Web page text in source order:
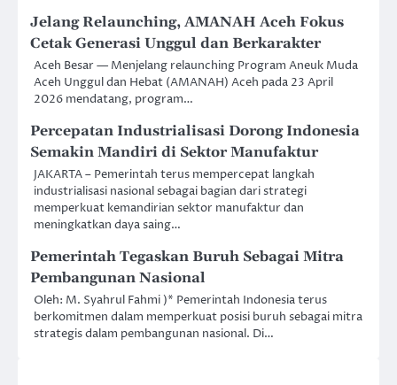
Jelang Relaunching, AMANAH Aceh Fokus
Cetak Generasi Unggul dan Berkarakter
Aceh Besar — Menjelang relaunching Program Aneuk Muda
Aceh Unggul dan Hebat (AMANAH) Aceh pada 23 April
2026 mendatang, program…
Percepatan Industrialisasi Dorong Indonesia
Semakin Mandiri di Sektor Manufaktur
JAKARTA – Pemerintah terus mempercepat langkah
industrialisasi nasional sebagai bagian dari strategi
memperkuat kemandirian sektor manufaktur dan
meningkatkan daya saing…
Pemerintah Tegaskan Buruh Sebagai Mitra
Pembangunan Nasional
Oleh: M. Syahrul Fahmi )* Pemerintah Indonesia terus
berkomitmen dalam memperkuat posisi buruh sebagai mitra
strategis dalam pembangunan nasional. Di…